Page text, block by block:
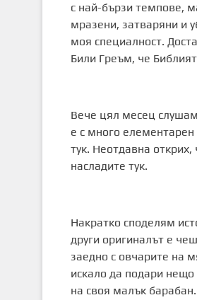
с най-бързи темпове,
мразени, затваряни и
моя специалност.
Били Греъм, че
Вече цял месец
е с много
тук. Неотдавна
насладите тук.
Накратко споделям
други оригиналът е
заедно с овчарите на
искало да подари
на своя малък